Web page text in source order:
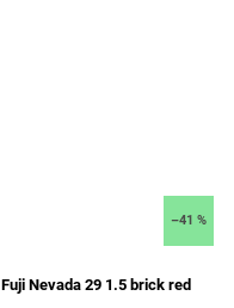
–41 %
Fuji Nevada 29 1.5 brick red